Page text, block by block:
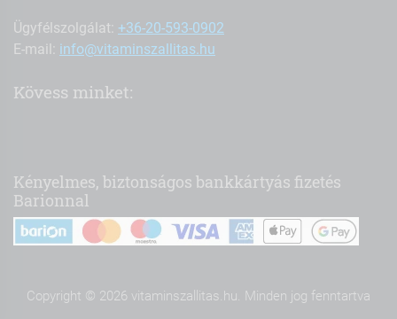
Ügyfélszolgálat: +36-20-593-0902
E-mail: info@vitaminszallitas.hu
Kövess minket:
Kényelmes, biztonságos bankkártyás fizetés
Barionnal
Copyright © 2026 vitaminszallitas.hu. Minden jog fenntartva